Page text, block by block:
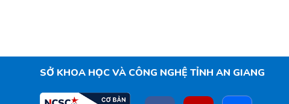
SỞ KHOA HỌC VÀ CÔNG NGHỆ TỈNH AN GIANG